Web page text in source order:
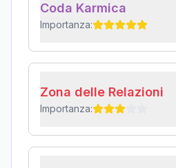
Coda Karmica
Importanza:
Zona delle Relazioni
Importanza: